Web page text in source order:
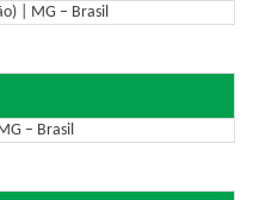
| MG – Brasil
– Brasil